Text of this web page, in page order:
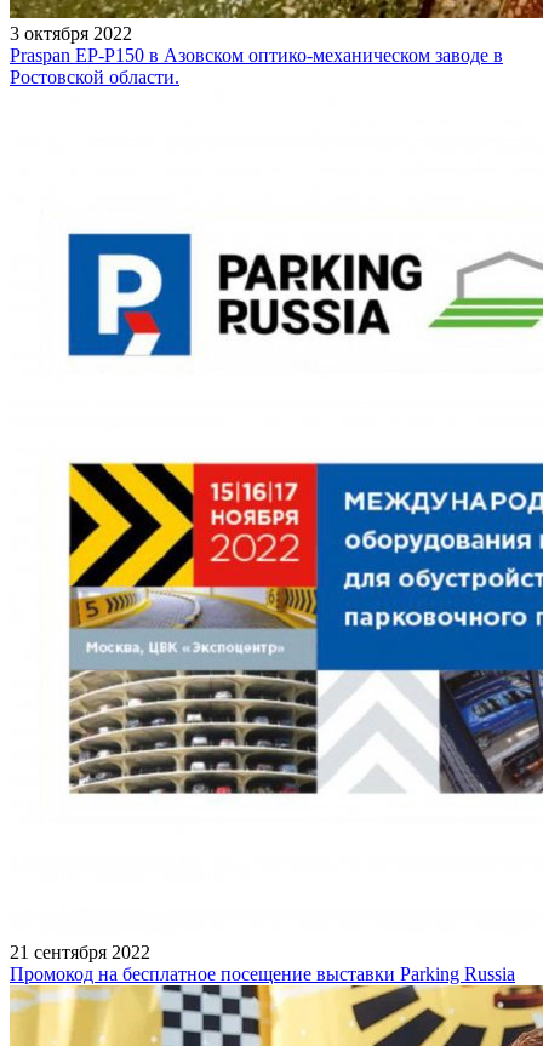
3 октября 2022
Praspan EP-P150 в Азовском оптико-механическом заводе в
Ростовской области.
21 сентября 2022
Промокод на бесплатное посещение выставки Parking Russia